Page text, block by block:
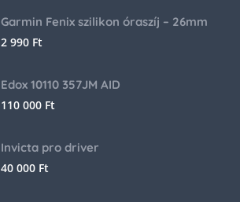
Garmin Fenix szilikon óraszíj – 26mm
2 990 Ft
Edox 10110 357JM AID
110 000 Ft
Invicta pro driver
40 000 Ft